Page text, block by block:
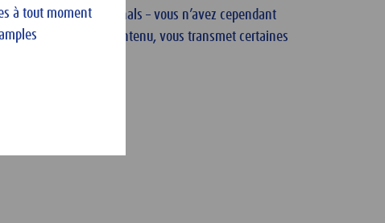
propre projet Originals – vous n’avez cependant
votre création de contenu, vous transmet certaines
à tout moment